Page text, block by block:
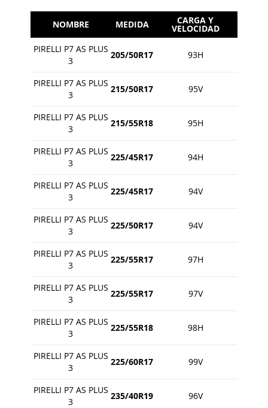
NOMBRE MEDIDA CARGA Y
VELOCIDAD
PIRELLI P7 AS PLUS
3
205/50R17 93H
PIRELLI P7 AS PLUS
3
215/50R17 95V
PIRELLI P7 AS PLUS
3
215/55R18 95H
PIRELLI P7 AS PLUS
3
225/45R17 94H
PIRELLI P7 AS PLUS
3
225/45R17 94V
PIRELLI P7 AS PLUS
3
225/50R17 94V
PIRELLI P7 AS PLUS
3
225/55R17 97H
PIRELLI P7 AS PLUS
3
225/55R17 97V
PIRELLI P7 AS PLUS
3
225/55R18 98H
PIRELLI P7 AS PLUS
3
225/60R17 99V
PIRELLI P7 AS PLUS
3
235/40R19 96V